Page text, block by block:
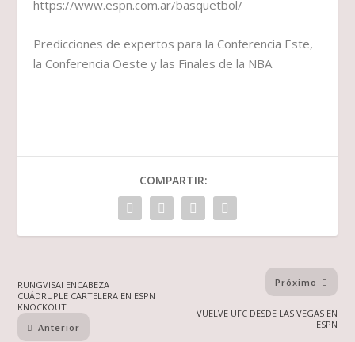
https://www.espn.com.ar/basquetbol/
Predicciones de expertos para la Conferencia Este,
la Conferencia Oeste y las Finales de la NBA
COMPARTIR:
RUNGVISAI ENCABEZA
CUÁDRUPLE CARTELERA EN ESPN
KNOCKOUT
Anterior
Próximo
VUELVE UFC DESDE LAS VEGAS EN
ESPN